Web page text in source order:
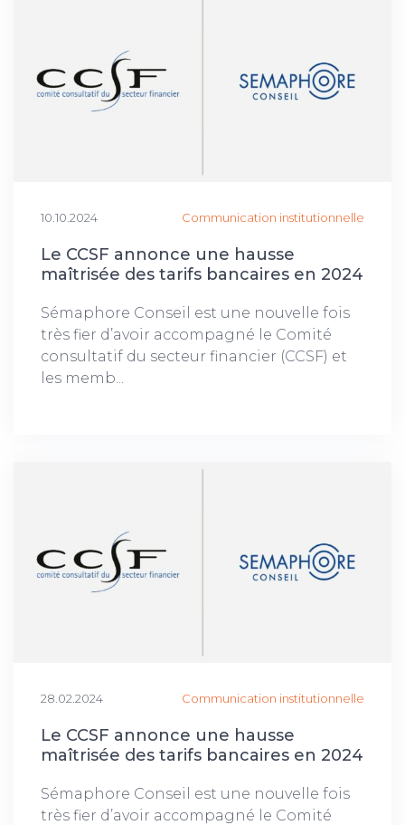
10.10.2024 Communication institutionnelle
Le CCSF annonce une hausse
maîtrisée des tarifs bancaires en 2024
Sémaphore Conseil est une nouvelle fois
très fier d’avoir accompagné le Comité
consultatif du secteur financier (CCSF) et
les memb...
28.02.2024 Communication institutionnelle
Le CCSF annonce une hausse
maîtrisée des tarifs bancaires en 2024
Sémaphore Conseil est une nouvelle fois
très fier d’avoir accompagné le Comité